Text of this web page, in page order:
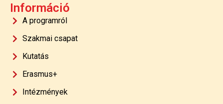
Információ
A programról
Szakmai csapat
Kutatás
Erasmus+
Intézmények